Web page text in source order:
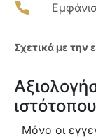
Σχετικά με την
Μόνο οι